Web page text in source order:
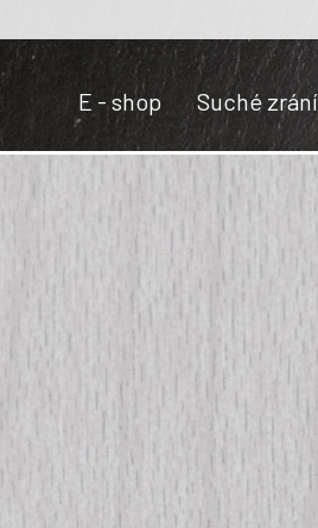
E - shop Suché zrání